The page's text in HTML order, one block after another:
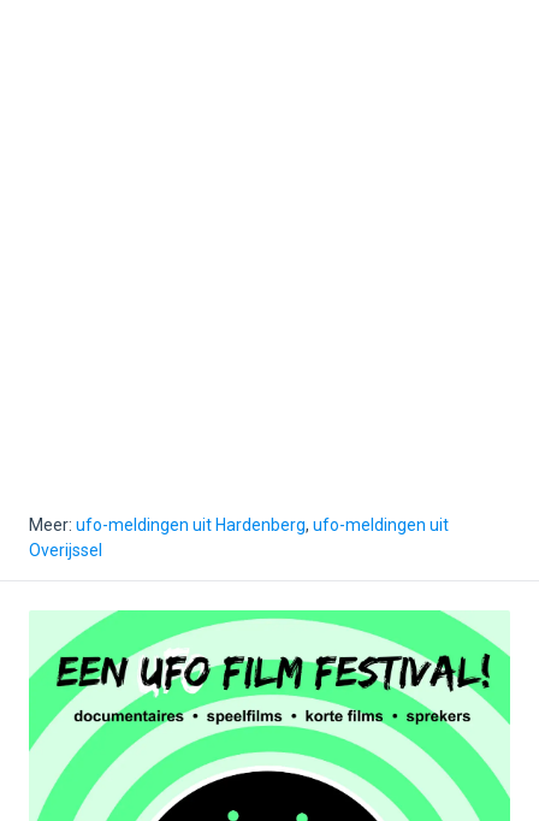
Meer: ufo-meldingen uit Hardenberg, ufo-meldingen uit
Overijssel